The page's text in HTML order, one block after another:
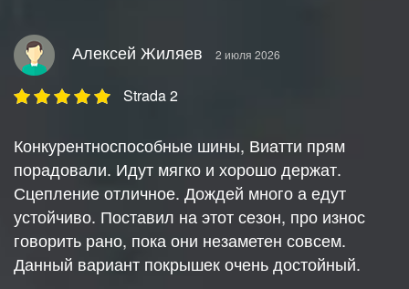
Алексей Жиляев 2 июля 2026
Strada 2
Конкурентноспособные шины, Виатти прям
порадовали. Идут мягко и хорошо держат.
Сцепление отличное. Дождей много а едут
устойчиво. Поставил на этот сезон, про износ
говорить рано, пока они незаметен совсем.
Данный вариант покрышек очень достойный.